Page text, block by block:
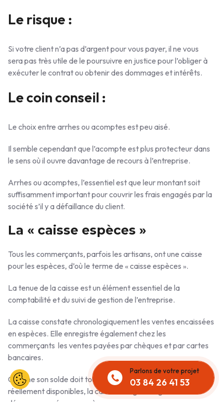
Le risque :
Si votre client n’a pas d’argent pour vous payer, il ne vous
sera pas très utile de le poursuivre en justice pour l’obliger à
exécuter le contrat ou obtenir des dommages et intérêts.
Le coin conseil :
Le choix entre arrhes ou acomptes est peu aisé.
Il semble cependant que l’acompte est plus protecteur dans
le sens où il ouvre davantage de recours à l’entreprise.
Arrhes ou acomptes, l’essentiel est que leur montant soit
suffisamment important pour couvrir les frais engagés par la
société s’il y a défaillance du client.
La « caisse espèces »
Tous les commerçants, parfois les artisans, ont une caisse
pour les espèces, d’où le terme de « caisse espèces ».
La tenue de la caisse est un élément essentiel de la
comptabilité et du suivi de gestion de l’entreprise.
La caisse constate chronologiquement les ventes encaissées
en espèces. Elle enregistre également chez les
commerçants les ventes payées par chèques et par cartes
bancaires.
Comme son solde doit toujours être égal aux espèces
réellement disponibles, la caisse enregistre également les
Parlons de votre projet
03 84 26 41 53